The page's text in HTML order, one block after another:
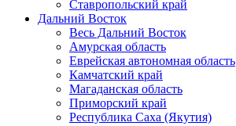
Ставропольский край
Дальний Восток
Весь Дальний Восток
Амурская область
Еврейская автономная область
Камчатский край
Магаданская область
Приморский край
Республика Саха (Якутия)